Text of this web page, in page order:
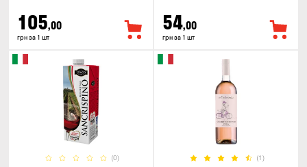
105,00
грн за 1 шт
54,00
грн за 1 шт
(0) (1)